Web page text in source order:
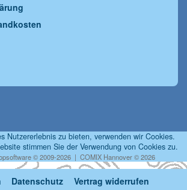
Nutzererlebnis zu bieten, verwenden wir Cookies.
stimmen Sie der Verwendung von Cookies zu.
© 2009-2026 | COMIX Hannover © 2026
Datenschutz Vertrag widerrufen